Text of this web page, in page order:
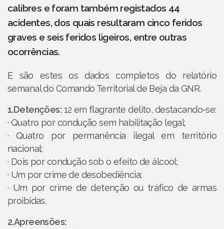
calibres e foram também registados 44
acidentes, dos quais resultaram cinco feridos
graves e seis feridos ligeiros, entre outras
ocorrências.
E são estes os dados completos do relatório
semanal do Comando Territorial de Beja da GNR.
1.Detenções: 12 em flagrante delito, destacando-se:
· Quatro por condução sem habilitação legal;
· Quatro por permanência ilegal em território
nacional;
· Dois por condução sob o efeito de álcool;
· Um por crime de desobediência;
· Um por crime de detenção ou tráfico de armas
proibidas.
2.Apreensões: